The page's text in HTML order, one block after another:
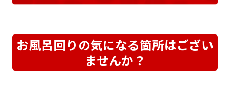
お風呂回りの気になる箇所はござい
ませんか？